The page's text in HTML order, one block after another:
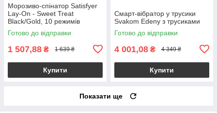
Морозиво-спінатор Satisfyer
Lay-On - Sweet Treat
Black/Gold, 10 режимів
роботи, водонепроникний
Готово до відправки
1 507,88 ₴ 1 639 ₴
Купити
Смарт-вібратор у трусики
Svakom Edeny з трусиками
Готово до відправки
4 001,08 ₴ 4 349 ₴
Купити
Показати ще